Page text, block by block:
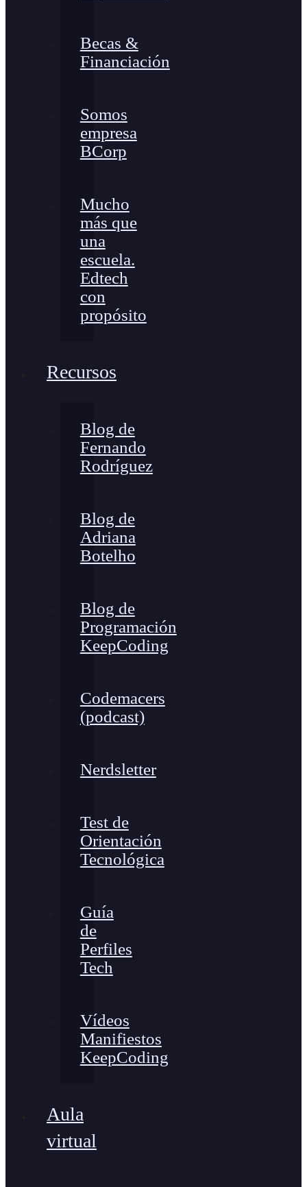
Becas &
Financiación
Somos
empresa
BCorp
Mucho
más que
una
escuela.
Edtech
con
propósito
Recursos
Blog de
Fernando
Rodríguez
Blog de
Adriana
Botelho
Blog de
Programación
KeepCoding
Codemacers
(podcast)
Nerdsletter
Test de
Orientación
Tecnológica
Guía
de
Perfiles
Tech
Vídeos
Manifiestos
KeepCoding
Aula
virtual